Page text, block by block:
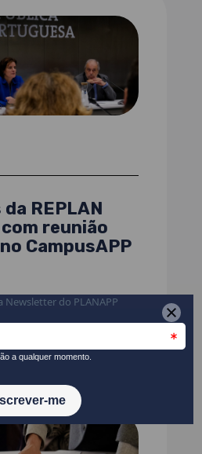
REPLAN
reunião
CampusAPP
LER MAIS